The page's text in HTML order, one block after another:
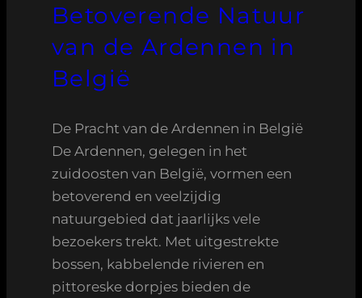
Betoverende Natuur
van de Ardennen in
België
De Pracht van de Ardennen in België
De Ardennen, gelegen in het
zuidoosten van België, vormen een
betoverend en veelzijdig
natuurgebied dat jaarlijks vele
bezoekers trekt. Met uitgestrekte
bossen, kabbelende rivieren en
pittoreske dorpjes bieden de